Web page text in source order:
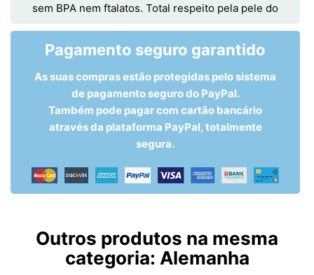
sem BPA nem ftalatos. Total respeito pela pele do
Pagamento seguro garantido
As suas compras estão protegidas pelo sistema
de pagamento seguro do PayPal.
Também pode pagar com cartão bancário
através da plataforma PayPal, totalmente
segura.
Outros produtos na mesma
categoria: Alemanha